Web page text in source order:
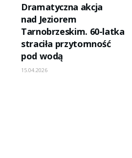
Dramatyczna akcja
nad Jeziorem
Tarnobrzeskim. 60-latka
straciła przytomność
pod wodą
15.04.2026